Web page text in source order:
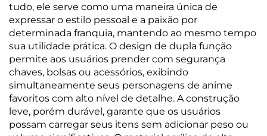
tudo, ele serve como uma maneira única de
expressar o estilo pessoal e a paixão por
determinada franquia, mantendo ao mesmo tempo
sua utilidade prática. O design de dupla função
permite aos usuários prender com segurança
chaves, bolsas ou acessórios, exibindo
simultaneamente seus personagens de anime
favoritos com alto nível de detalhe. A construção
leve, porém durável, garante que os usuários
possam carregar seus itens sem adicionar peso ou